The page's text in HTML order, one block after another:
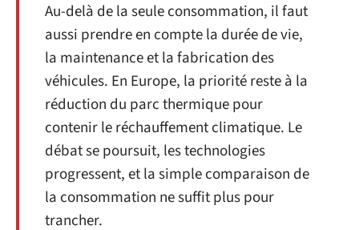
Au-delà de la seule consommation, il faut
aussi prendre en compte la durée de vie,
la maintenance et la fabrication des
véhicules. En Europe, la priorité reste à la
réduction du parc thermique pour
contenir le réchauffement climatique. Le
débat se poursuit, les technologies
progressent, et la simple comparaison de
la consommation ne suffit plus pour
trancher.